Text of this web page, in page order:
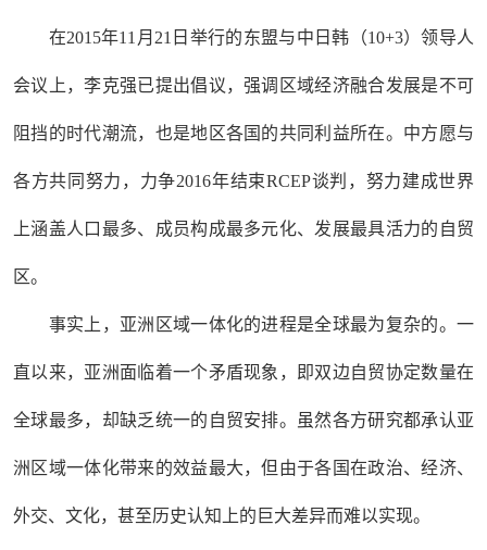
在2015年11月21日举行的东盟与中日韩（10+3）领导人
会议上，李克强已提出倡议，强调区域经济融合发展是不可
阻挡的时代潮流，也是地区各国的共同利益所在。中方愿与
各方共同努力，力争2016年结束RCEP谈判，努力建成世界
上涵盖人口最多、成员构成最多元化、发展最具活力的自贸
区。
事实上，亚洲区域一体化的进程是全球最为复杂的。一
直以来，亚洲面临着一个矛盾现象，即双边自贸协定数量在
全球最多，却缺乏统一的自贸安排。虽然各方研究都承认亚
洲区域一体化带来的效益最大，但由于各国在政治、经济、
外交、文化，甚至历史认知上的巨大差异而难以实现。